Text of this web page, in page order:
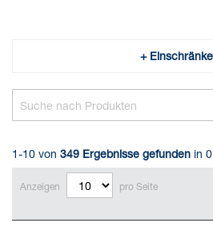
+
1-10 von 349 Ergebnisse gefunden in
Anzeigen pro Seite